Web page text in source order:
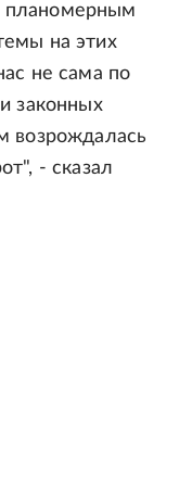
планомерным
на этих
не сама по
законных
возрождалась
- сказал